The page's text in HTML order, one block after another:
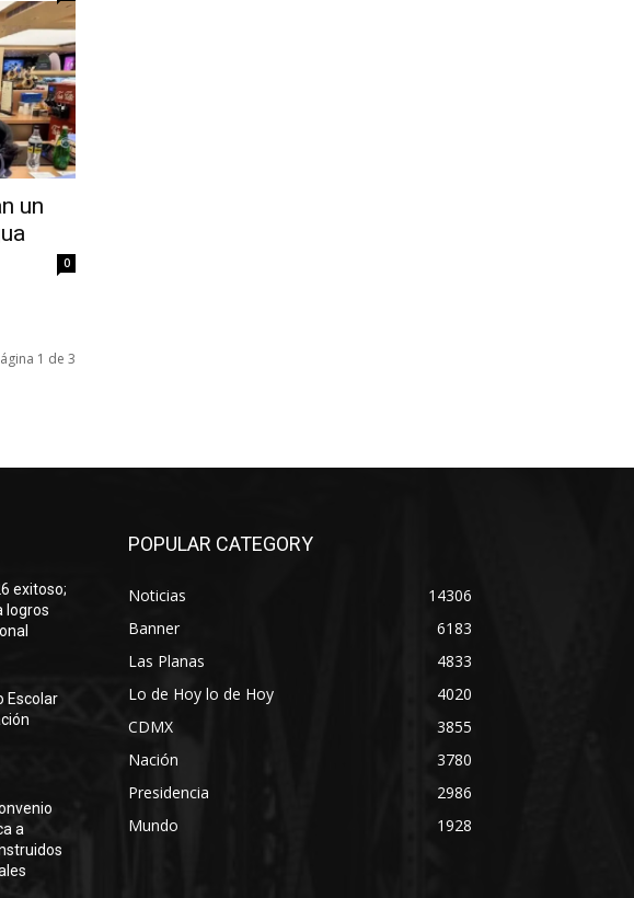
un
0
1 de 3
exitoso;
logros
Escolar
a
POPULAR CATEGORY
Noticias
14306
Banner
6183
Las Planas
4833
Lo de Hoy lo de Hoy
4020
CDMX
3855
Nación
3780
Presidencia
2986
Mundo
1928